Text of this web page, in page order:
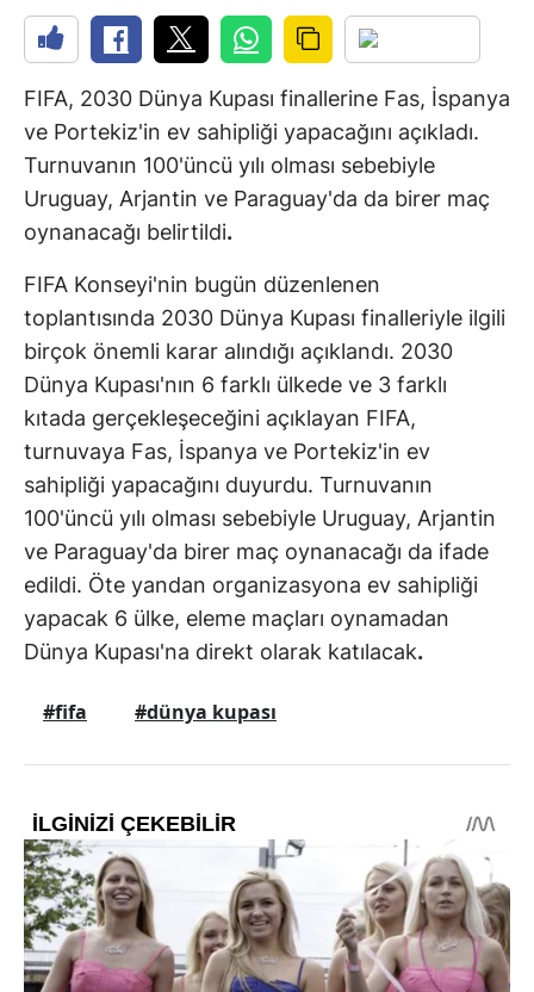
FIFA, 2030 Dünya Kupası finallerine Fas, İspanya
ve Portekiz'in ev sahipliği yapacağını açıkladı.
Turnuvanın 100'üncü yılı olması sebebiyle
Uruguay, Arjantin ve Paraguay'da da birer maç
oynanacağı belirtildi.
FIFA Konseyi'nin bugün düzenlenen
toplantısında 2030 Dünya Kupası finalleriyle ilgili
birçok önemli karar alındığı açıklandı. 2030
Dünya Kupası'nın 6 farklı ülkede ve 3 farklı
kıtada gerçekleşeceğini açıklayan FIFA,
turnuvaya Fas, İspanya ve Portekiz'in ev
sahipliği yapacağını duyurdu. Turnuvanın
100'üncü yılı olması sebebiyle Uruguay, Arjantin
ve Paraguay'da birer maç oynanacağı da ifade
edildi. Öte yandan organizasyona ev sahipliği
yapacak 6 ülke, eleme maçları oynamadan
Dünya Kupası'na direkt olarak katılacak.
#fifa #dünya kupası